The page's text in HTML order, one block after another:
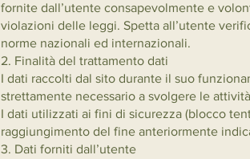
fornite dall’utente consapevolmente e
violazioni delle leggi. Spetta all’utente
norme nazionali ed internazionali.
2. Finalità del trattamento dati
I dati raccolti dal sito durante il suo
strettamente necessario a svolgere le
I dati utilizzati ai fini di sicurezza (blocco
raggiungimento del fine anteriormente
3. Dati forniti dall’utente